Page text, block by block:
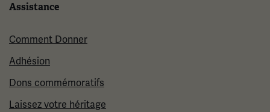
Assistance
Comment Donner
Adhésion
Dons commémoratifs
Laissez votre héritage